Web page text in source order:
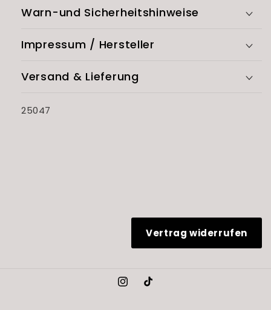
Warn-und Sicherheitshinweise
Impressum / Hersteller
Versand & Lieferung
SKU:
25047
Vertrag widerrufen
Instagram
TikTok